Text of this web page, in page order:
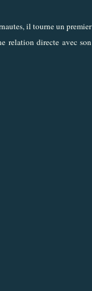
il tourne un premier
relation directe avec son